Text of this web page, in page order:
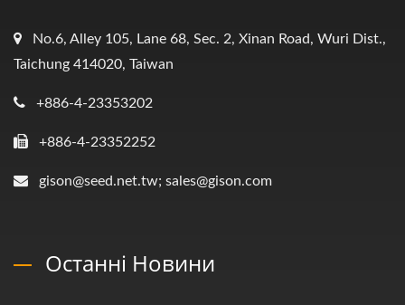
No.6, Alley 105, Lane 68, Sec. 2, Xinan Road, Wuri Dist.,
Taichung 414020, Taiwan
+886-4-23353202
+886-4-23352252
gison@seed.net.tw; sales@gison.com
Останні Новини